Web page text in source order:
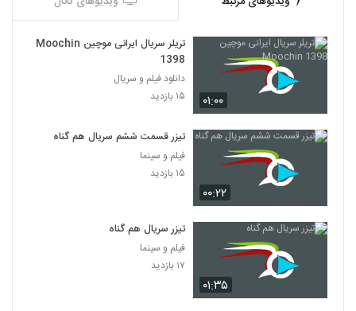
۰۱:۰۰
تریلر سریال ایرانی موچین Moochin
1398
دانلود فیلم و سریال
۱۵ بازدید
۰۰:۲۲
تیزر قسمت ششم سریال هم گناه
فیلم و سینما
۱۵ بازدید
۰۱:۳۵
تیزر سریال هم گناه
فیلم و سینما
۱۷ بازدید